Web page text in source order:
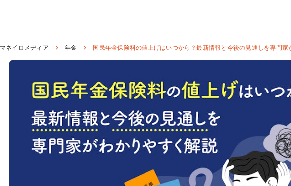
マネイロメディア 年金 国民年金保険料の値上げはいつから？最新情報と今後の見通しを専門家